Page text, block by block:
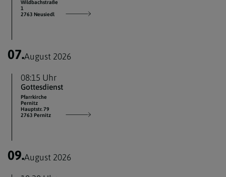
Wildbachstraße
1
2763 Neusiedl
07.August 2026
08:15 Uhr
Gottesdienst
Pfarrkirche
Pernitz
Hauptstr. 79
2763 Pernitz
09.August 2026